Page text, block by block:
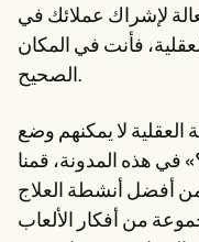
قالب ملاحظة SOAP
قالب خطة العلاج
Informed Consent Form
Social Work Treatment
Patient Visit Summary
Help Center
Demos
Training Hub
Webinars
Switch to Carepatron
لإشراك عملائك في
فأنت في المكان
الصحيح.
لا يمكنهم وضع
في هذه المدونة، قمنا
أفضل أنشطة العلاج
من أفكار الألعاب